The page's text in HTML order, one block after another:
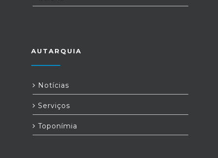
AUTARQUIA
Notícias
Serviços
Toponímia